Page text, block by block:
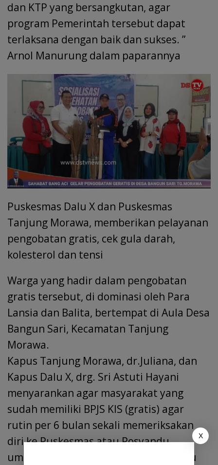
dan KTP yang bersangkutan, agar
program Pemerintah tersebut dapat
terlaksana dengan baik dan sukses. ”
Arnol Manurung dalam paparannya
Puskesmas Dalu X dan Puskesmas
Tanjung Morawa, memberikan pelayanan
pengobatan gratis, cek gula darah,
kolesterol dan tensi
Warga yang hadir dalam pengobatan
gratis tersebut, di dominasi oleh Para
Lansia dan Balita, bertempat di Aula Desa
Bangun Sari, Kecamatan Tanjung
Morawa.
Kapus Tanjung Morawa, dr.Juliana, dan
Kapus Dalu X, drg. Sri Astuti Hayani
menyarankan agar masyarakat yang
sudah memiliki BPJS KIS (gratis) agar
rutin per 6 bulan sekali memeriksakan
diri ke Puskesmas atau Posyandu
umum/IPL, sebab jika tidak BPJS KIS itu
X